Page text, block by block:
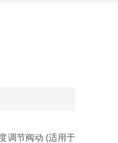
调节阀动 (适用于